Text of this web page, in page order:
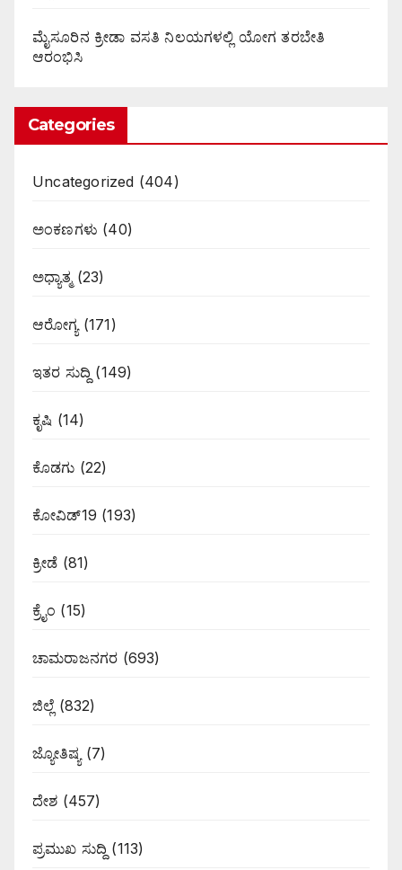
ಮೈಸೂರಿನ ಕ್ರೀಡಾ ವಸತಿ ನಿಲಯಗಳಲ್ಲಿ ಯೋಗ ತರಬೇತಿ
ಆರಂಭಿಸಿ
Categories
Uncategorized (404)
ಅಂಕಣಗಳು (40)
ಅಧ್ಯಾತ್ಮ(23)
ಆರೋಗ್ಯ(171)
ಇತರ ಸುದ್ದಿ (149)
ಕೃಷಿ (14)
ಕೊಡಗು (22)
ಕೋವಿಡ್19 (193)
ಕ್ರೀಡೆ (81)
ಕ್ರೈಂ (15)
ಚಾಮರಾಜನಗರ (693)
ಜಿಲ್ಲೆ (832)
ಜ್ಯೋತಿಷ್ಯ(7)
ದೇಶ (457)
ಪ್ರಮುಖ ಸುದ್ದಿ (113)